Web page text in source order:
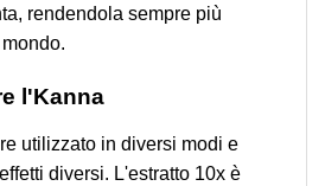
rendendola sempre più
l'Kanna
utilizzato in diversi modi e
diversi. L'estratto 10x è